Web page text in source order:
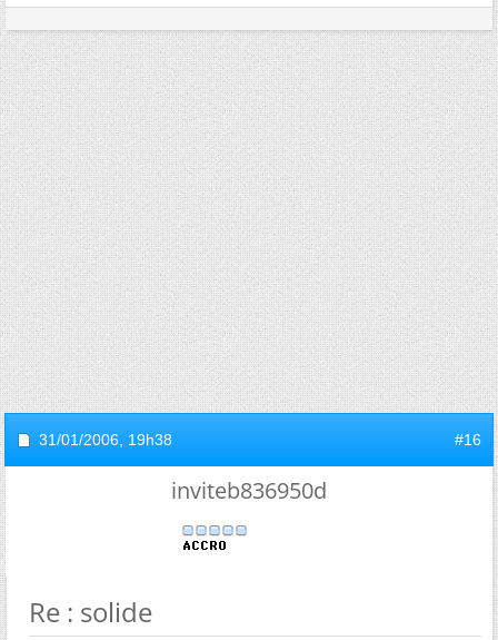
31/01/2006, 19h38 #16
inviteb836950d
Re : solide